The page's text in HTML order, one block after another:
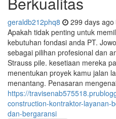
geraldb212phq8 299 days ago
Apakah tidak penting untuk
kebutuhan fondasi anda PT.
sebagai pilihan profesional dan
Strauss pile. kesetiaan mereka
menentukan proyek kamu jalan
menantang. Penasaran
https://
construction-kontraktor-layanan-
dan-bergaransi